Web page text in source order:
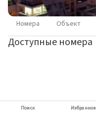
Номера Объект
Доступные номера
Поиск Избранное